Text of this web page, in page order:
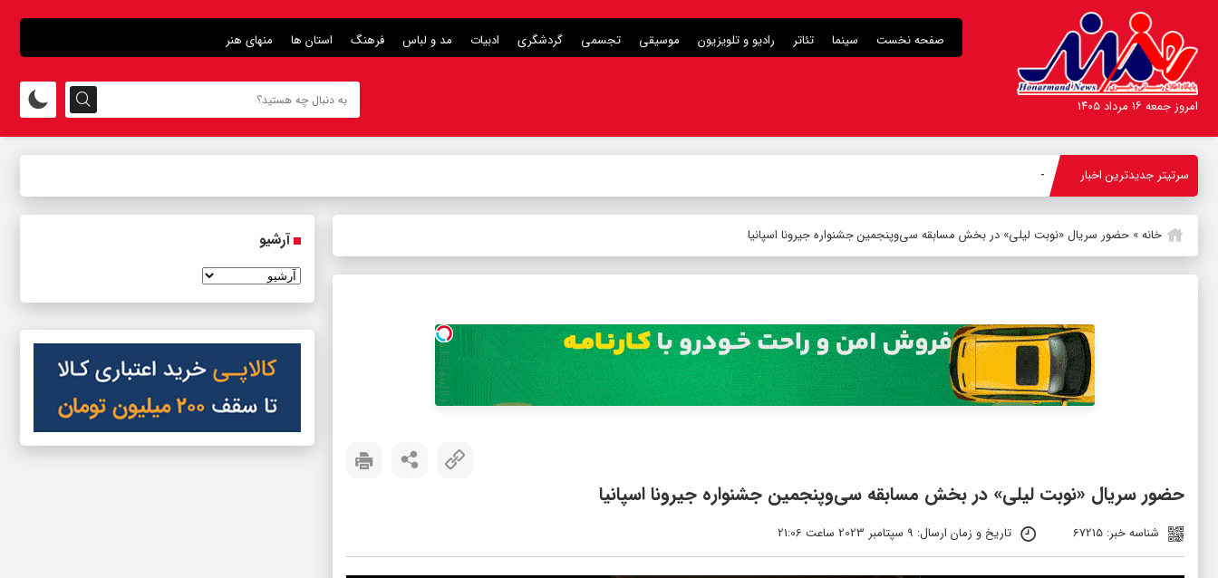
صفحه نخست سینما تئاتر رادیو و تلویزیون موسیقی تجسمی گردشگری ادبیات مد و لباس فرهنگ استان ها منهای هنر
امروز جمعه ۱۶ مرداد ۱۴۰۵
سرتیتر جدیدترین اخبار دور جدید اجراها
خانه» حضور سریال «نوبت لیلی» در بخش مسابقه سی‌وپنجمین جشنواره جیرونا اسپانیا
حضور سریال «نوبت لیلی» در بخش مسابقه سی‌وپنجمین جشنواره جیرونا اسپانیا
شناسه خبر: 67215 تاریخ و زمان ارسال: 9 سپتامبر 2023 ساعت 21:06
آرشیو